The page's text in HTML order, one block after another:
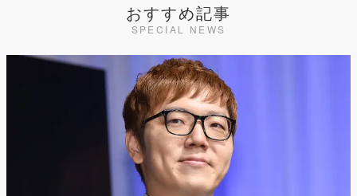
おすすめ記事
SPECIAL NEWS